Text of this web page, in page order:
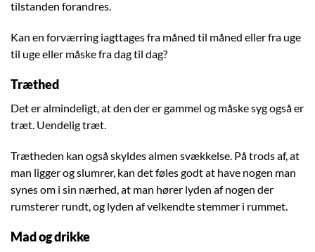
tilstanden forandres.
Kan en forværring iagttages fra måned til måned eller fra uge
til uge eller måske fra dag til dag?
Træthed
Det er almindeligt, at den der er gammel og måske syg også er
træt. Uendelig træt.
Trætheden kan også skyldes almen svækkelse. På trods af, at
man ligger og slumrer, kan det føles godt at have nogen man
synes om i sin nærhed, at man hører lyden af nogen der
rumsterer rundt, og lyden af velkendte stemmer i rummet.
Mad og drikke